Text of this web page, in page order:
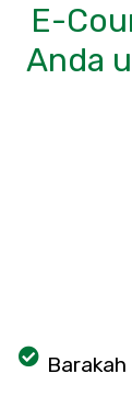
E-
Anda